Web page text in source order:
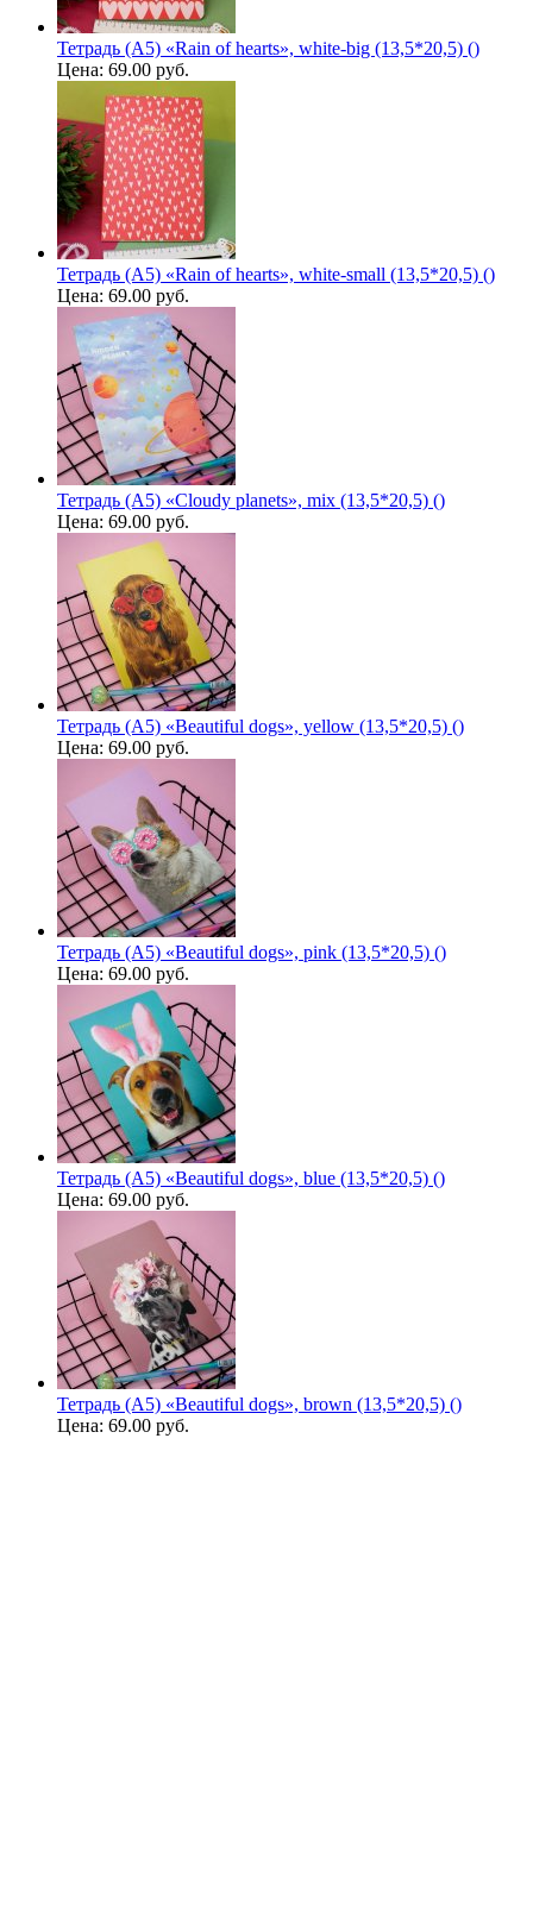
Тетрадь (A5) «Rain of hearts», white-big (13,5*20,5) ()
Цена: 69.00 руб.
Тетрадь (A5) «Rain of hearts», white-small (13,5*20,5) ()
Цена: 69.00 руб.
Тетрадь (A5) «Cloudy planets», mix (13,5*20,5) ()
Цена: 69.00 руб.
Тетрадь (A5) «Beautiful dogs», yellow (13,5*20,5) ()
Цена: 69.00 руб.
Тетрадь (A5) «Beautiful dogs», pink (13,5*20,5) ()
Цена: 69.00 руб.
Тетрадь (A5) «Beautiful dogs», blue (13,5*20,5) ()
Цена: 69.00 руб.
Тетрадь (A5) «Beautiful dogs», brown (13,5*20,5) ()
Цена: 69.00 руб.